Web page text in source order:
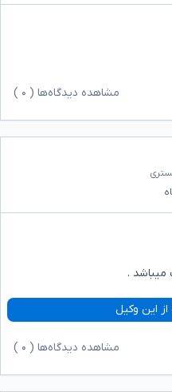
مشاهده دیدگاه‌ها ( ۰
میباشد .
این وکیل
مشاهده دیدگاه‌ها ( ۰